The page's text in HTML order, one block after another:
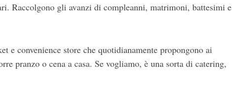
Raccolgono gli avanzi di compleanni, matrimoni, battesimi e
e convenience store che quotidianamente propongono ai
pranzo o cena a casa. Se vogliamo, è una sorta di catering,